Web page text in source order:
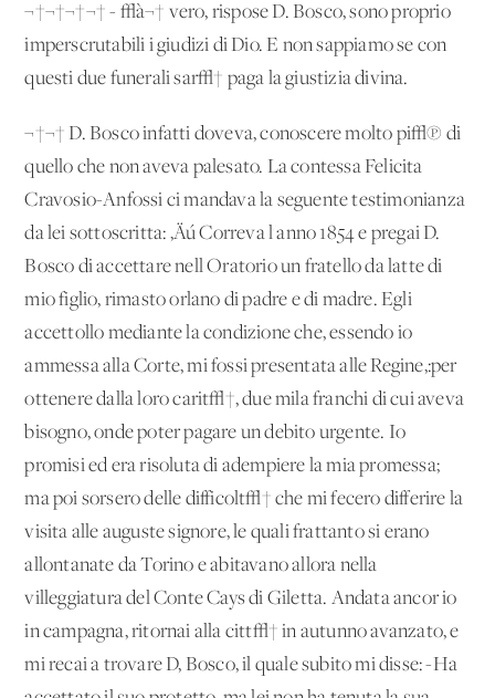
¬†¬†¬†¬† - √à¬† vero, rispose D. Bosco, sono proprio
imperscrutabili i giudizi di Dio. E non sappiamo se con
questi due funerali sar√† paga la giustizia divina.
¬†¬† D. Bosco infatti doveva, conoscere molto pi√π di
quello che non aveva palesato. La contessa Felicita
Cravosio-Anfossi ci mandava la seguente testimonianza
da lei sottoscritta: ‚Äú Correva l'anno 1854 e pregai D.
Bosco di accettare nell'Oratorio un fratello da latte di
mio figlio, rimasto orlano di padre e di madre. Egli
accettollo mediante la condizione che, essendo io
ammessa alla Corte, mi fossi presentata alle Regine,:per
ottenere dalla loro carit√†, due mila franchi di cui aveva
bisogno, onde poter pagare un debito urgente. Io
promisi ed era risoluta di adempiere la mia promessa;
ma poi sorsero delle difficolt√† che mi fecero differire la
visita alle auguste signore, le quali frattanto si erano
allontanate da Torino e abitavano allora nella
villeggiatura del Conte Cays di Giletta. Andata ancor io
in campagna, ritornai alla citt√† in autunno avanzato, e
mi recai a trovare D, Bosco, il quale subito mi disse: -Ha